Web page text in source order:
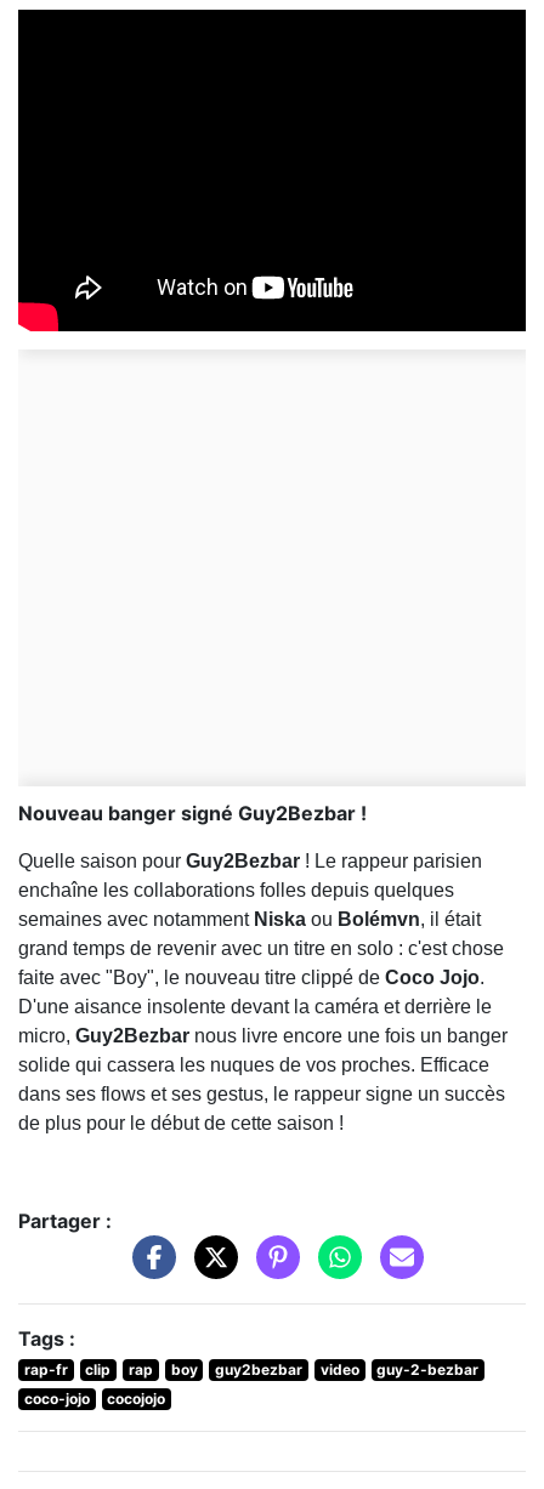
Nouveau banger signé Guy2Bezbar !
Quelle saison pour Guy2Bezbar ! Le rappeur parisien
enchaîne les collaborations folles depuis quelques
semaines avec notamment Niska ou Bolémvn, il était
grand temps de revenir avec un titre en solo : c'est chose
faite avec "Boy", le nouveau titre clippé de Coco Jojo.
D'une aisance insolente devant la caméra et derrière le
micro, Guy2Bezbar nous livre encore une fois un banger
solide qui cassera les nuques de vos proches. Efficace
dans ses flows et ses gestus, le rappeur signe un succès
de plus pour le début de cette saison !
Partager :
Tags :
rap-fr clip rap boy guy2bezbar video
guy-2-bezbar
coco-jojo
cocojojo